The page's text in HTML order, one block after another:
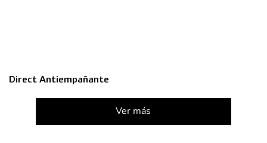
Direct Antiempañante
Ver más